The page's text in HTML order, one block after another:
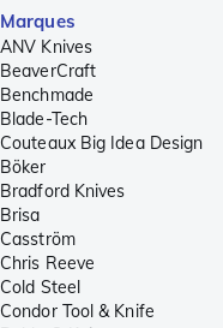
Marques
ANV Knives
BeaverCraft
Benchmade
Blade-Tech
Couteaux Big Idea Design
Böker
Bradford Knives
Brisa
Casström
Chris Reeve
Cold Steel
Condor Tool & Knife